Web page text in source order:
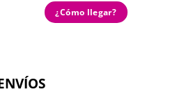
¿Cómo llegar?